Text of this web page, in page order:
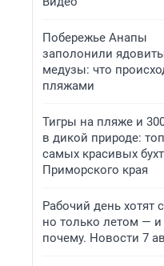
Побережье Анапы
заполонили
медузы: что
пляжами
Тигры на пляже и
в дикой природе:
самых красивых бухт
Приморского края
Рабочий день хотят
но только летом — и
почему. Новости 7